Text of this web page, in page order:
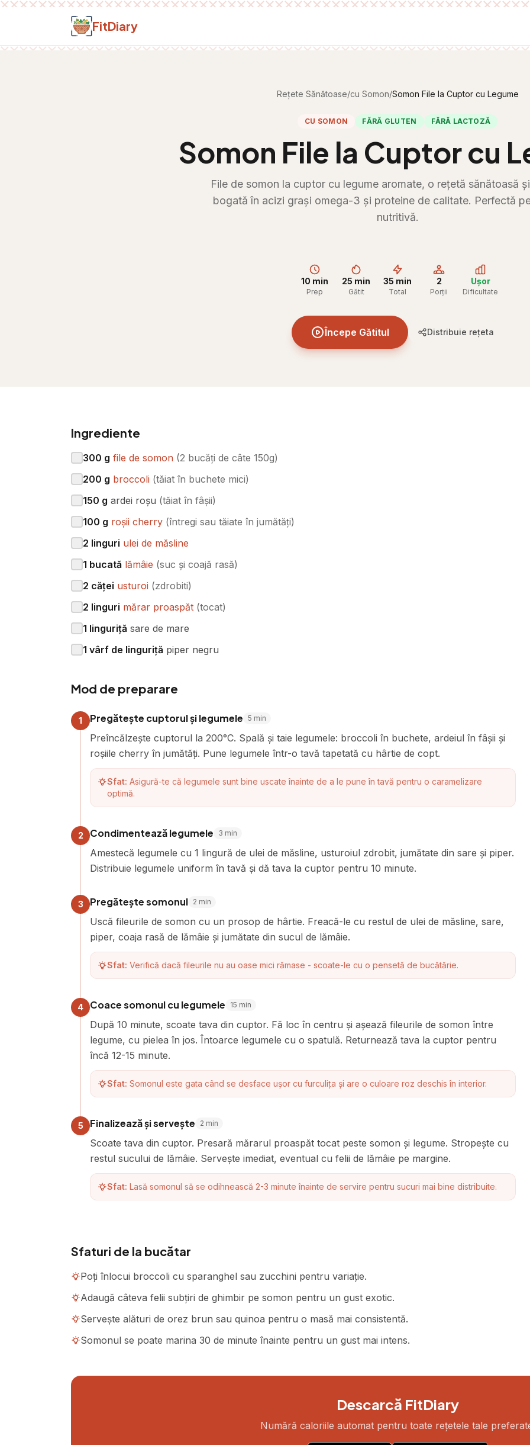
Salt la conținut
FitDiary
Rețete Sănătoase/cu Somon/Somon File la Cuptor cu Legume
CU SOMON FĂRĂ GLUTEN FĂRĂ LACTOZĂ
Somon File la Cuptor cu
File de somon la cuptor cu legume aromate, o rețetă sănătoasă
bogată în acizi grași omega-3 și proteine de calitate. Perfectă
nutritivă.
10 min
Prep
25 min
Gătit
35 min
Total
2
Porții
Ușor
Dificultate
Începe Gătitul Distribuie rețeta
Ingrediente
300 g file de somon (2 bucăți de câte 150g)
200 g broccoli (tăiat în buchete mici)
150 g ardei roșu (tăiat în fâșii)
100 g roșii cherry (întregi sau tăiate în jumătăți)
2 linguri ulei de măsline
1 bucată lămâie (suc și coajă rasă)
2 căței usturoi (zdrobiti)
2 linguri mărar proaspăt (tocat)
1 linguriță sare de mare
1 vârf de linguriță piper negru
Mod de preparare
1 Pregătește cuptorul și legumele 5 min
Preîncălzește cuptorul la 200°C. Spală și taie legumele: broccoli în buchete, ardeiul în fâșii și
roșiile cherry în jumătăți. Pune legumele într-o tavă tapetată cu hârtie de copt.
Sfat: Asigură-te că legumele sunt bine uscate înainte de a le pune în tavă pentru o caramelizare
optimă.
2 Condimentează legumele 3 min
Amestecă legumele cu 1 lingură de ulei de măsline, usturoiul zdrobit, jumătate din sare și piper.
Distribuie legumele uniform în tavă și dă tava la cuptor pentru 10 minute.
3 Pregătește somonul 2 min
Uscă fileurile de somon cu un prosop de hârtie. Freacă-le cu restul de ulei de măsline, sare,
piper, coaja rasă de lămâie și jumătate din sucul de lămâie.
Sfat: Verifică dacă fileurile nu au oase mici rămase - scoate-le cu o pensetă de bucătărie.
4 Coace somonul cu legumele 15 min
După 10 minute, scoate tava din cuptor. Fă loc în centru și așează fileurile de somon între
legume, cu pielea în jos. Întoarce legumele cu o spatulă. Returnează tava la cuptor pentru
încă 12-15 minute.
Sfat: Somonul este gata când se desface ușor cu furculița și are o culoare roz deschis în interior.
5 Finalizează și servește 2 min
Scoate tava din cuptor. Presară mărarul proaspăt tocat peste somon și legume. Stropește cu
restul sucului de lămâie. Servește imediat, eventual cu felii de lămâie pe margine.
Sfat: Lasă somonul să se odihnească 2-3 minute înainte de servire pentru sucuri mai bine distribuite.
Sfaturi de la bucătar
Poți înlocui broccoli cu sparanghel sau zucchini pentru variație.
Adaugă câteva felii subțiri de ghimbir pe somon pentru un gust exotic.
Servește alături de orez brun sau quinoa pentru o masă mai consistentă.
Somonul se poate marina 30 de minute înainte pentru un gust mai intens.
Descarcă FitDiary
Numără caloriile automat pentru toate rețetele tale